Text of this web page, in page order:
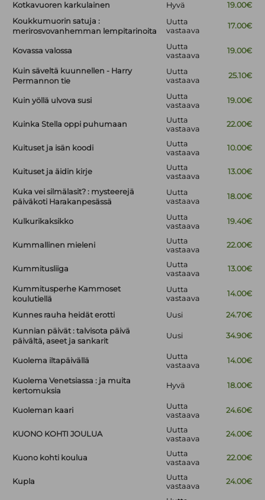
Kotkavuoren karkulainen Hyvä
19.00€
Koukkumuorin satuja :
merirosvovanhemman lempitarinoita
Uutta
vastaava
17.00€
Kovassa valossa
Uutta
vastaava
19.00€
Kuin säveltä kuunnellen - Harry
Permannon tie
Uutta
vastaava
25.10€
Kuin yöllä ulvova susi
Uutta
vastaava
19.00€
Kuinka Stella oppi puhumaan
Uutta
vastaava
22.00€
Kuituset ja isän koodi
Uutta
vastaava
10.00€
Kuituset ja äidin kirje
Uutta
vastaava
13.00€
Kuka vei silmälasit? : mysteerejä
päiväkoti Harakanpesässä
Uutta
vastaava
18.00€
Kulkurikaksikko
Uutta
vastaava
19.40€
Kummallinen mieleni
Uutta
vastaava
22.00€
Kummitusliiga
Uutta
vastaava
13.00€
Kummitusperhe Kammoset
koulutiellä
Uutta
vastaava
14.00€
Kunnes rauha heidät erotti Uusi
24.70€
Kunnian päivät : talvisota päivä
päivältä, aseet ja sankarit
Uusi 34.90€
Kuolema iltapäivällä
Uutta
vastaava
14.00€
Kuolema Venetsiassa : ja muita
kertomuksia
Hyvä 18.00€
Kuoleman kaari
Uutta
vastaava
24.60€
KUONO KOHTI JOULUA
Uutta
vastaava
24.00€
Kuono kohti koulua
Uutta
vastaava
22.00€
Kupla
Uutta
vastaava
24.00€